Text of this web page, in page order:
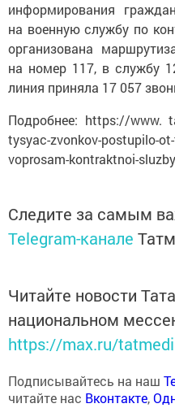
информирования
на военную службу по
организована
на номер 117, в службу
линия приняла 17 057
Подробнее: https://www.
tysyac-zvonkov-postupilo-
voprosam-kontraktnoi-
Следите за самым
Telegram-канале
Читайте новости
национальном
https://max.ru/
Подписывайтесь на наш
читайте нас Вконтакте,